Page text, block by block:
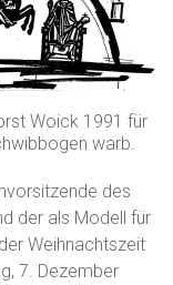
Woick 1991 für
warb.
des
der als Modell für
Weihnachtszeit
7. Dezember